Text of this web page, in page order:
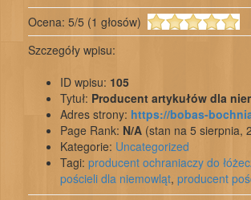
Ocena: 5/5 (1 głosów)
Szczegóły wpisu:
ID wpisu: 105
Tytuł: Producent artykułów dla
Adres strony: https://bobas-
Page Rank: N/A (stan na 5 sierpnia,
Kategorie: Uncategorized
Tagi: producent ochraniaczy do
pościeli dla niemowląt, producent